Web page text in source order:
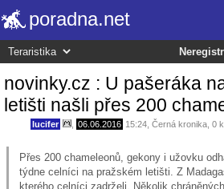
poradna.net
novinky.cz : U pašeráka
letišti našli přes 200
lucifer 06.06.2016 15:24 Černá kronika , 0
Přes 200 chameleonů, gekony i užovku
týdne celníci na pražském letišti. Z
kterého celníci zadrželi. Několik